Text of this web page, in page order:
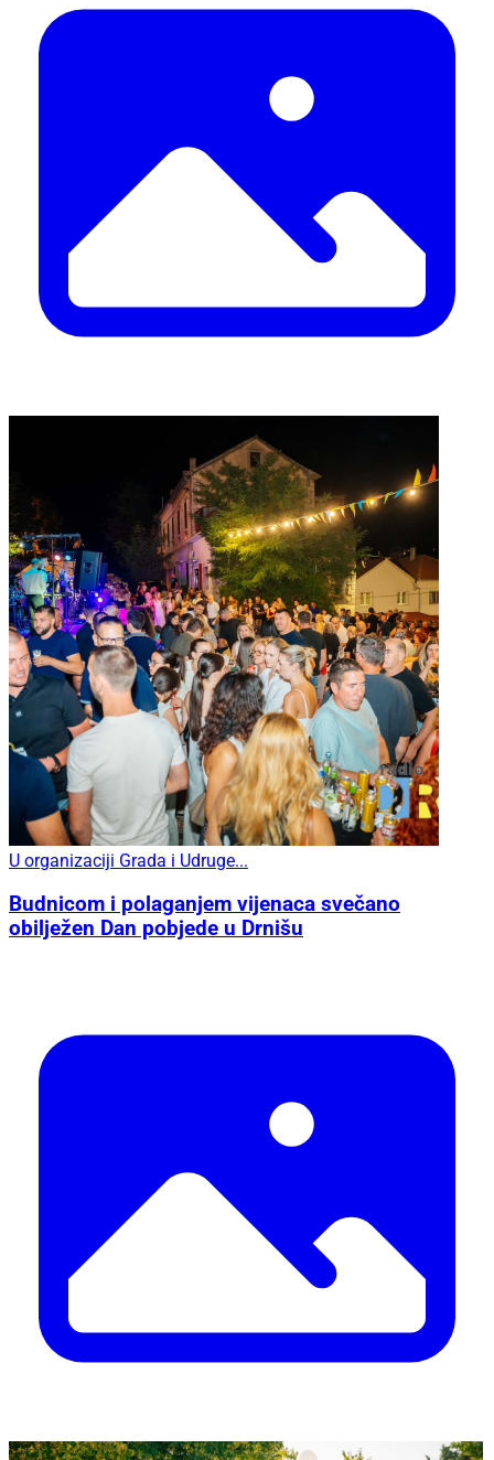
U organizaciji Grada i Udruge...
Budnicom i polaganjem vijenaca svečano
obilježen Dan pobjede u Drnišu